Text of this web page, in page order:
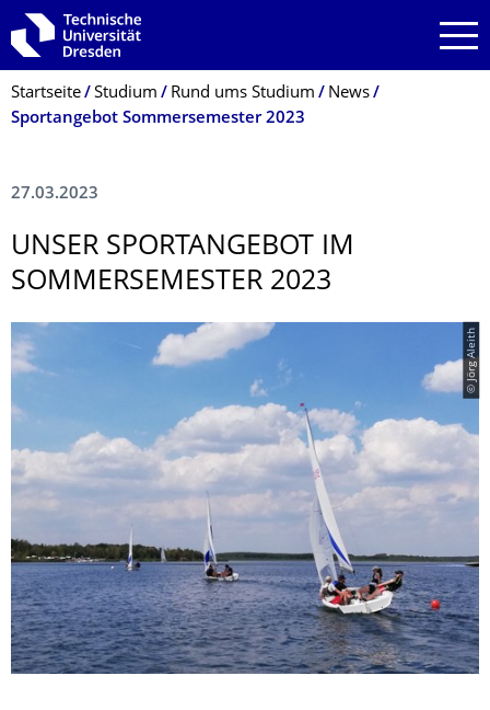
Zur Hauptnavigation springen
Zur Suche springen
Zum Inhalt springen
Breadcrumb-Menü
Startseite Studium Rund ums Studium
News
Sportangebot Sommersemester 2023
27.03.2023
UNSER SPORTANGEBOT IM
SOMMERSEMESTER 2023
© Jörg Aleith